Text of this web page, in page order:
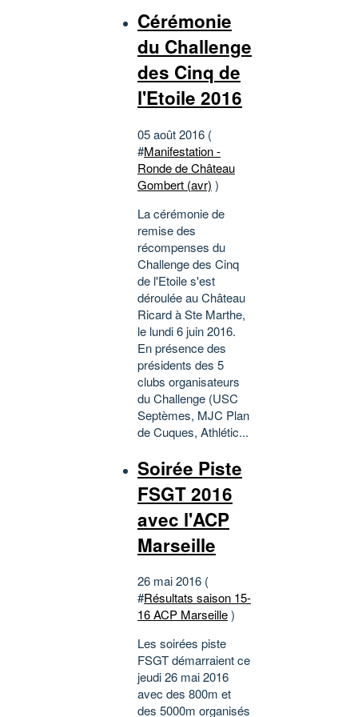
Cérémonie
du Challenge
des Cinq de
l'Etoile 2016
05 août 2016 (
#Manifestation -
Ronde de Château
Gombert (avr) )
La cérémonie de
remise des
récompenses du
Challenge des Cinq
de l'Etoile s'est
déroulée au Château
Ricard à Ste Marthe,
le lundi 6 juin 2016.
En présence des
présidents des 5
clubs organisateurs
du Challenge (USC
Septèmes, MJC Plan
de Cuques, Athlétic...
Soirée Piste
FSGT 2016
avec l'ACP
Marseille
26 mai 2016 (
#Résultats saison 15-
16 ACP Marseille)
Les soirées piste
FSGT démarraient ce
jeudi 26 mai 2016
avec des 800m et
des 5000m organisés